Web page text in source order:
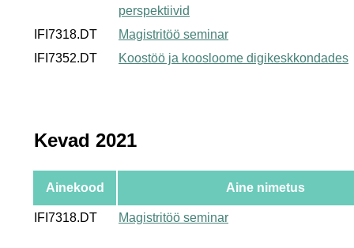
perspektiivid
IFI7318.DT
Magistritöö seminar
IFI7352.DT
Koostöö ja koosloome digikeskkondades
Kevad 2021
Ainekood Aine nimetus
IFI7318.DT Magistritöö seminar